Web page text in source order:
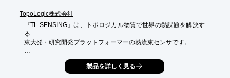
TopoLogic株式会社
『TL-SENSING』は、トポロジカル物質で世界の熱課題を解決す
る
東大発・研究開発プラットフォーマーの熱流束センサです。
従来センサ比の1/1000の薄膜構造で、高い形状自由度。
バッテリーやパワー半導体部品等の異常検出・故障予知をはじ
製品を詳しく見る